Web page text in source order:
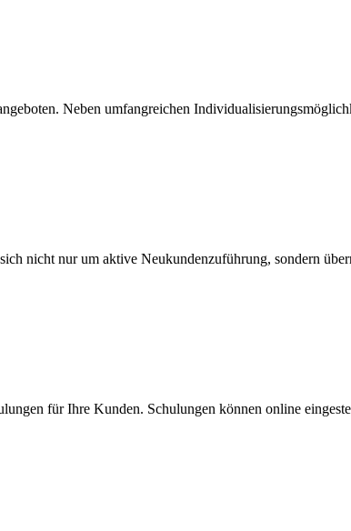
Neben umfangreichen
nicht nur um aktive Neukundenzuführung, sondern
für Ihre Kunden. Schulungen können online